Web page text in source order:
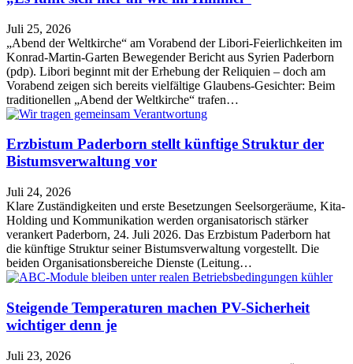
Juli 25, 2026
„Abend der Weltkirche“ am Vorabend der Libori-Feierlichkeiten im
Konrad-Martin-Garten Bewegender Bericht aus Syrien Paderborn
(pdp). Libori beginnt mit der Erhebung der Reliquien – doch am
Vorabend zeigen sich bereits vielfältige Glaubens-Gesichter: Beim
traditionellen „Abend der Weltkirche“ trafen…
Erzbistum Paderborn stellt künftige Struktur der
Bistumsverwaltung vor
Juli 24, 2026
Klare Zuständigkeiten und erste Besetzungen Seelsorgeräume, Kita-
Holding und Kommunikation werden organisatorisch stärker
verankert Paderborn, 24. Juli 2026. Das Erzbistum Paderborn hat
die künftige Struktur seiner Bistumsverwaltung vorgestellt. Die
beiden Organisationsbereiche Dienste (Leitung…
Steigende Temperaturen machen PV-Sicherheit
wichtiger denn je
Juli 23, 2026